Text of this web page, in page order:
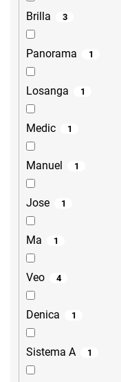
Brilla 3
Panorama 1
Losanga 1
Medic 1
Manuel 1
Jose 1
Ma 1
Veo 4
Denica 1
Sistema A 1